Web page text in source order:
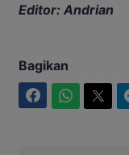
Editor: Andrian
Bagikan